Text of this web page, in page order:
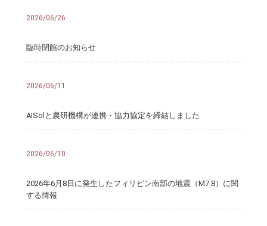
2026/06/26
臨時閉館のお知らせ
2026/06/11
AISolと農研機構が連携・協力協定を締結しました
2026/06/10
2026年6月8日に発生したフィリピン南部の地震（M7.8）に関
する情報